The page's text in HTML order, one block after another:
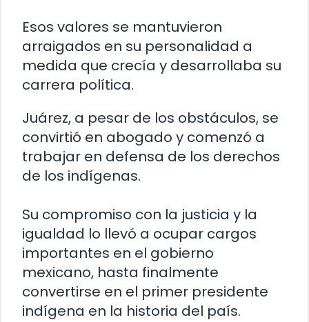
Esos valores se mantuvieron
arraigados en su personalidad a
medida que crecía y desarrollaba su
carrera política.
Juárez, a pesar de los obstáculos, se
convirtió en abogado y comenzó a
trabajar en defensa de los derechos
de los indígenas.
Su compromiso con la justicia y la
igualdad lo llevó a ocupar cargos
importantes en el gobierno
mexicano, hasta finalmente
convertirse en el primer presidente
indígena en la historia del país.